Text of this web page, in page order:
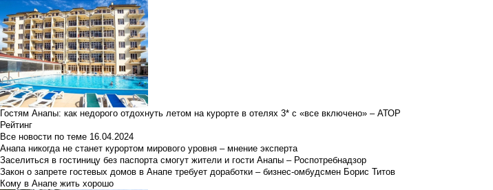
Гостям Анапы: как недорого отдохнуть летом на курорте в отелях 3* с «все включено» – АТОР
Рейтинг
Все новости по теме 16.04.2024
Анапа никогда не станет курортом мирового уровня – мнение эксперта
Заселиться в гостиницу без паспорта смогут жители и гости Анапы – Роспотребнадзор
Закон о запрете гостевых домов в Анапе требует доработки – бизнес-омбудсмен Борис Титов
Кому в Анапе жить хорошо